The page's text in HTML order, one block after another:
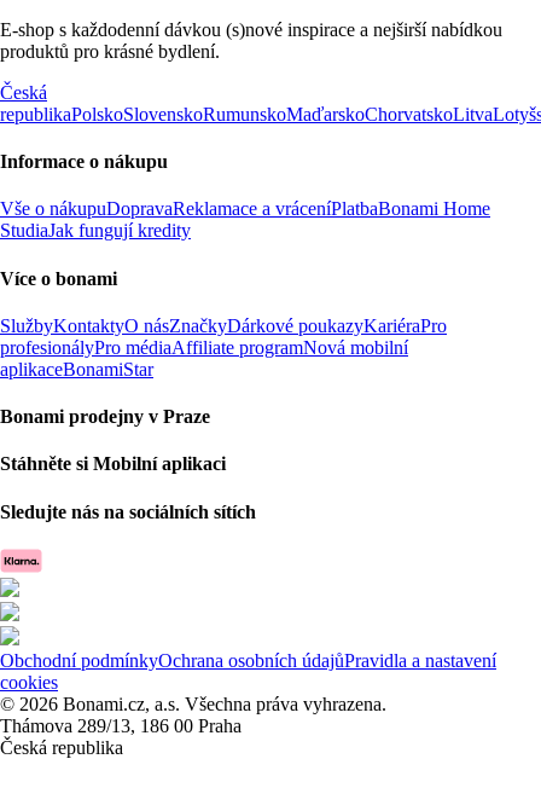
E-shop s každodenní dávkou (s)nové inspirace a nejširší nabídkou
produktů pro krásné bydlení.
Česká
republikaPolskoSlovenskoRumunskoMaďarskoChorvatskoLitva
Informace o nákupu
Vše o nákupuDopravaReklamace a vráceníPlatbaBonami Home
StudiaJak fungují kredity
Více o bonami
SlužbyKontaktyO násZnačkyDárkové poukazyKariéraPro
profesionályPro médiaAffiliate programNová mobilní
aplikaceBonamiStar
Bonami prodejny v Praze
Stáhněte si Mobilní aplikaci
Sledujte nás na sociálních sítích
Obchodní podmínkyOchrana osobních údajůPravidla a nastavení
cookies
© 2026 Bonami.cz, a.s. Všechna práva vyhrazena.
Thámova 289/13, 186 00 Praha
Česká republika